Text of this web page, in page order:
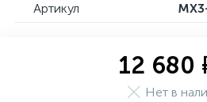
Артикул
12 680
Нет в